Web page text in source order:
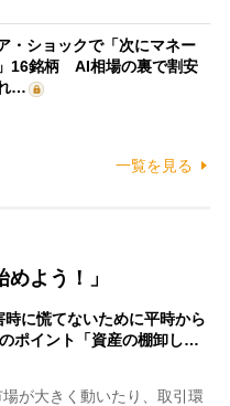
・ショックで「次にマネー
16銘柄 AI相場の裏で割安
…
一覧を見る
よう！」
時に慌てないために平時から
ポイント「資産の棚卸し…
が大きく動いたり、取引環